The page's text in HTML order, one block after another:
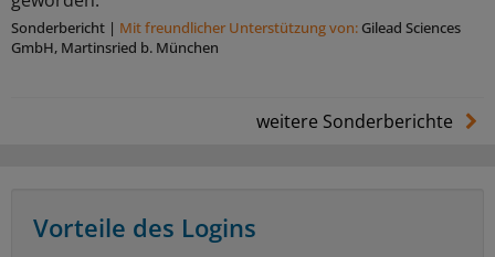
Sonderbericht | Mit freundlicher Unterstützung von: Gilead Sciences
GmbH, Martinsried b. München
weitere Sonderberichte
Vorteile des Logins